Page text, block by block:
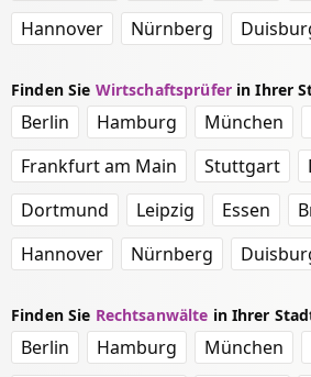
Hannover
Nürnberg
Finden Sie Wirtschaftsprüferin Ihrer
Berlin Hamburg München
Frankfurt am Main
Stuttgart
Dortmund
Leipzig Essen
Hannover
Nürnberg
Finden Sie Rechtsanwälte in Ihrer
Berlin Hamburg München